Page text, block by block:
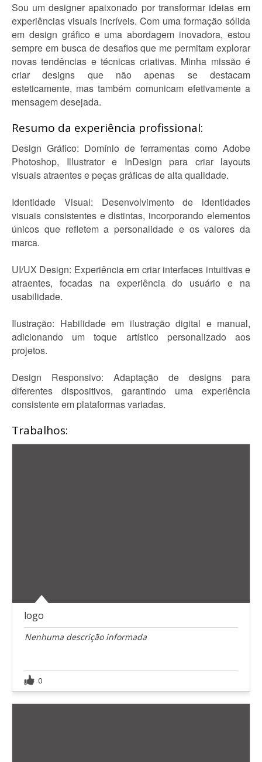
Sou um designer apaixonado por transformar ideias em
experiências visuais incríveis. Com uma formação sólida
em design gráfico e uma abordagem inovadora, estou
sempre em busca de desafios que me permitam explorar
novas tendências e técnicas criativas. Minha missão é
criar designs que não apenas se destacam
esteticamente, mas também comunicam efetivamente a
mensagem desejada.
Resumo da experiência profissional:
Design Gráfico: Domínio de ferramentas como Adobe
Photoshop, Illustrator e InDesign para criar layouts
visuais atraentes e peças gráficas de alta qualidade.
Identidade Visual: Desenvolvimento de identidades
visuais consistentes e distintas, incorporando elementos
únicos que refletem a personalidade e os valores da
marca.
UI/UX Design: Experiência em criar interfaces intuitivas e
atraentes, focadas na experiência do usuário e na
usabilidade.
Ilustração: Habilidade em ilustração digital e manual,
adicionando um toque artístico personalizado aos
projetos.
Design Responsivo: Adaptação de designs para
diferentes dispositivos, garantindo uma experiência
consistente em plataformas variadas.
Trabalhos:
logo
Nenhuma descrição informada
0